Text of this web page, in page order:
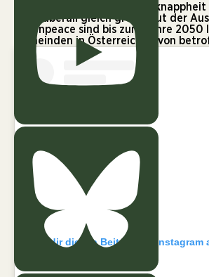
Das Risiko für akute
nicht überall gleich groß. Laut der
Greenpeace sind bis zum Jahre 2050
Gemeinden in Österreich davon
Sieh dir diesen Beitrag auf Instagram